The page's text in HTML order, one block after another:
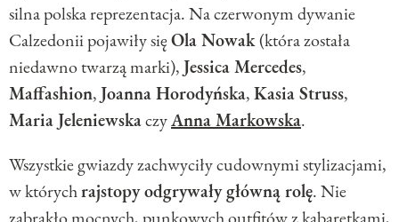
silna polska reprezentacja. Na czerwonym dywanie
Calzedonii pojawiły sięOla Nowak(która została
niedawno twarzą marki),Jessica Mercedes,
Maffashion,Joanna Horodyńska,Kasia Struss,
Maria JeleniewskaczyAnna Markowska.
Wszystkie gwiazdy zachwyciły cudownymi stylizacjami,
w którychrajstopy odgrywały główną rolę. Nie